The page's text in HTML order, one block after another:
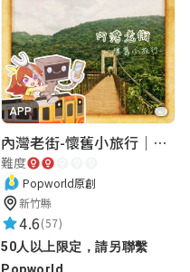
APP
內灣老街-懷舊小旅行｜新竹老街城市解謎
難度
Popworld原創
新竹縣
4.6(57)
50人以上限定，請另聯繫